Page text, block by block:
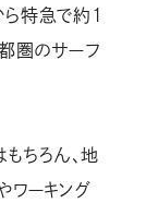
特急で約1
圏のサーフ
もちろん、地
ワーキング